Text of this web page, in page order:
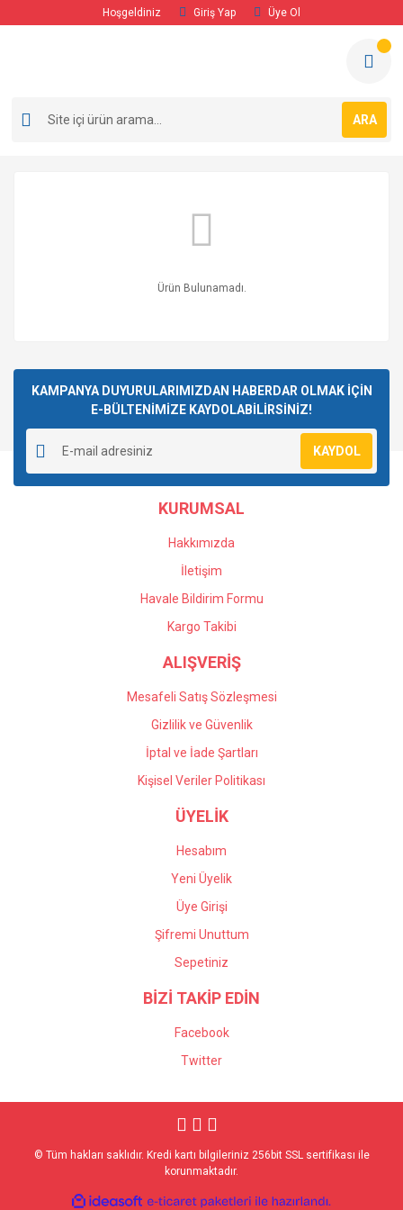
Hoşgeldiniz Giriş Yap Üye Ol
ARA
Ürün Bulunamadı.
KAMPANYA DUYURULARIMIZDAN HABERDAR OLMAK İÇİN
E-BÜLTENİMİZE KAYDOLABİLİRSİNİZ!
KAYDOL
KURUMSAL
Hakkımızda
İletişim
Havale Bildirim Formu
Kargo Takibi
ALIŞVERİŞ
Mesafeli Satış Sözleşmesi
Gizlilik ve Güvenlik
İptal ve İade Şartları
Kişisel Veriler Politikası
ÜYELİK
Hesabım
Yeni Üyelik
Üye Girişi
Şifremi Unuttum
Sepetiniz
BİZİ TAKİP EDİN
Facebook
Twitter
© Tüm hakları saklıdır. Kredi kartı bilgileriniz 256bit SSL sertifikası ile
korunmaktadır.
ideasoft e-